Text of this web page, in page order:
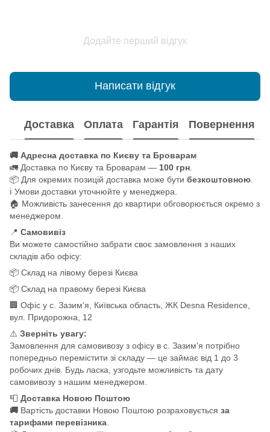
Додайте перший відгук
Написати відгук
Доставка Оплата Гарантія Повернення
🚚 Адресна доставка по Києву та Броварам
🚛 Доставка по Києву та Броварам — 100 грн
📦 Для окремих позицій доставка може бути безкоштовною
ℹ️ Умови доставки уточнюйте у менеджера.
🏠 Можливість занесення до квартири обговорюється окремо з
менеджером.
📍 Самовивіз
Ви можете самостійно забрати своє замовлення з наших
складів або офісу:
📦 Склад на лівому березі Києва
📦 Склад на правому березі Києва
🏢 Офіс у с. Зазим'я, Київська область, ЖК Desna Residence,
вул. Придорожна, 12
⚠️ Зверніть увагу:
Замовлення для самовивозу з офісу в с. Зазим'я потрібно
попередньо перемістити зі складу — це займає від 1 до 3
робочих днів. Будь ласка, узгодьте можливість та дату
самовивозу з нашим менеджером.
📮 Доставка Новою Поштою
🚚 Вартість доставки Новою Поштою розраховується за
тарифами перевізника